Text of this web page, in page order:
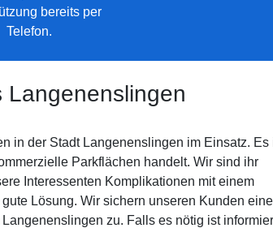
bereits per
Telefon.
in der Stadt Langenenslingen im Einsatz. Es
Parkflächen handelt. Wir sind ihr
Interessenten Komplikationen mit einem
Lösung. Wir sichern unseren Kunden eine
zu. Falls es nötig ist